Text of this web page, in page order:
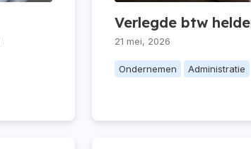
Verlegde btw
21 mei, 2026
Ondernemen Administratie